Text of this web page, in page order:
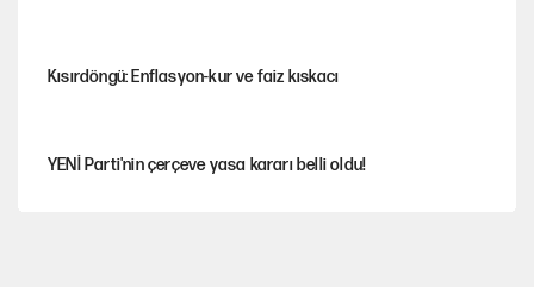
Kısırdöngü: Enflasyon-kur ve faiz kıskacı
YENİ Parti'nin çerçeve yasa kararı belli oldu!